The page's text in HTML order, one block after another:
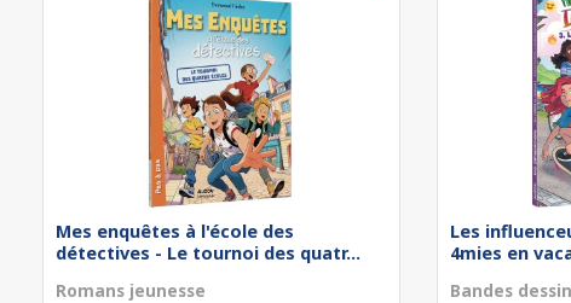
Mes enquêtes à l'école des
détectives - Le tournoi des quatr...
Romans jeunesse
Les
4mies en
Bandes